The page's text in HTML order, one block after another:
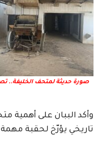
صورة حديثة لمتحف الخليفة..
وأكد الببان على
تاريخي يؤرّخ لحقبة